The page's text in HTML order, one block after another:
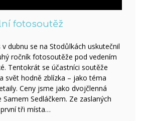
fotosoutěž
v dubnu se na Stodůlkách uskutečnil
ročník fotosoutěže pod vedením
Tentokrát se účastníci soutěže
svět hodně zblízka – jako téma
Ceny jsme jako dvojčlenná
Sedláčkem. Ze zaslaných
tři místa…